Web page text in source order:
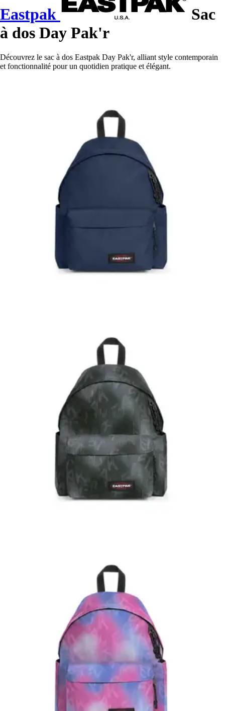
Eastpak
Sac
à dos Day Pak'r
Découvrez le sac à dos Eastpak Day Pak'r, alliant style contemporain
et fonctionnalité pour un quotidien pratique et élégant.